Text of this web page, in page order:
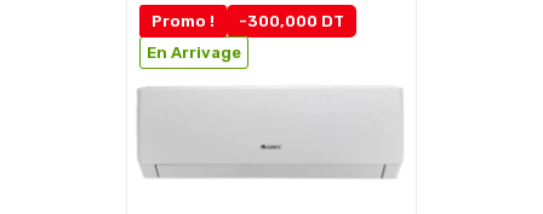
Promo !
-300,000 DT
En Arrivage